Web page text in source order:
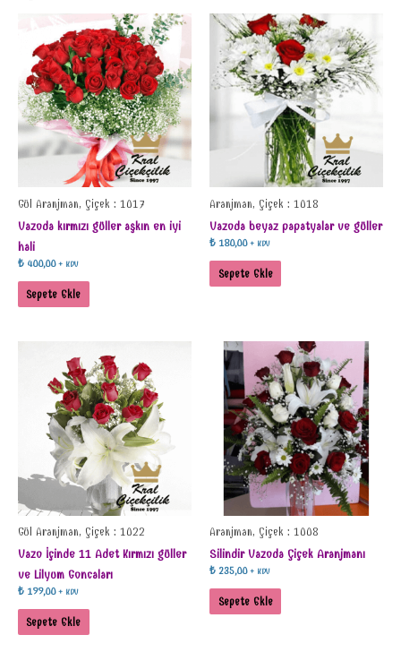
Gül Aranjman, Çiçek : 1017
Vazoda kırmızı güller aşkın en iyi
hali
₺400,00 + KDV
Sepete Ekle
Aranjman, Çiçek : 1018
Vazoda beyaz papatyalar ve güller
₺ 180,00 + KDV
Sepete Ekle
Gül Aranjman, Çiçek : 1022
Vazo İçinde 11 Adet Kırmızı güller
ve Lilyum Goncaları
₺199,00 + KDV
Sepete Ekle
Aranjman, Çiçek : 1008
Silindir Vazoda Çiçek Aranjmanı
₺ 235,00 + KDV
Sepete Ekle